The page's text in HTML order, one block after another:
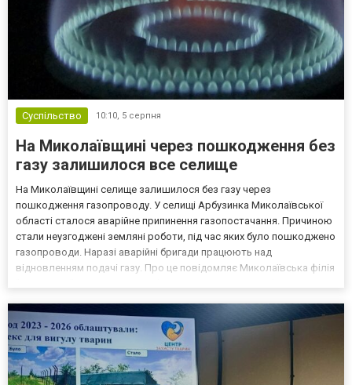
Суспільство 10:10, 5 серпня
На Миколаївщині через пошкодження без
газу залишилося все селище
На Миколаївщині селище залишилося без газу через
пошкодження газопроводу. У селищі Арбузинка Миколаївської
області сталося аварійне припинення газопостачання. Причиною
стали неузгоджені земляні роботи, під час яких було пошкоджено
газопроводи. Наразі аварійні бригади працюють над
відновленням подачі газу. Про це повідомляє Миколаївська філія